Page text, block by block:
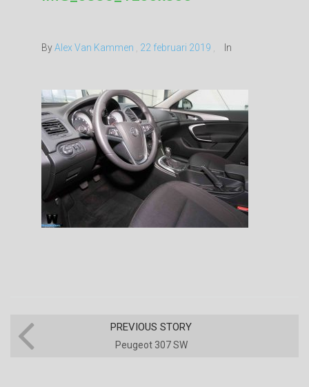
ByAlex Van Kammen 22 februari 2019 In
PREVIOUS STORY
Peugeot 307 SW